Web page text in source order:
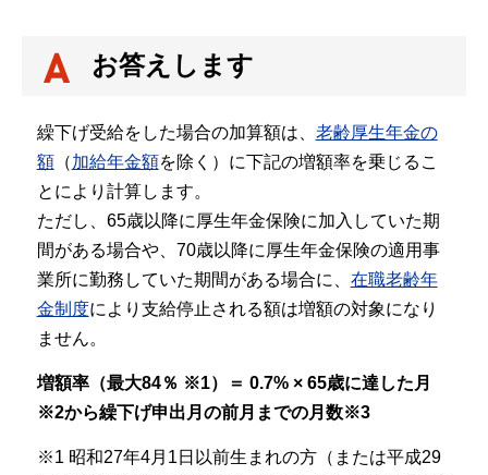
お答えします
繰下げ受給をした場合の加算額は、 老齢厚生年金の
額（加給年金額を除く）に下記の増額率を乗じるこ
とにより計算します。
ただし、65歳以降に厚生年金保険に加入していた期
間がある場合や、70歳以降に厚生年金保険の適用事
業所に勤務していた期間がある場合に、 在職老齢年
金制度により支給停止される額は増額の対象になり
ません。
増額率（最大84％ ※1）＝ 0.7% × 65歳に達した月
※2から繰下げ申出月の前月までの月数※3
※1 昭和27年4月1日以前生まれの方（または平成29